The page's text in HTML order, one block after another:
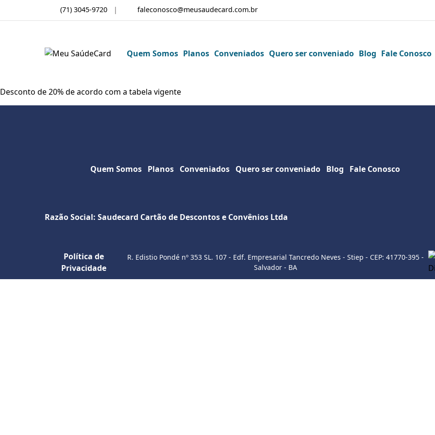
(71) 3045-9720 faleconosco@meusaudecard.com.br
Quem Somos Planos Conveniados Quero ser conveniado Blog Fale Conosco
Como utilizar
Desconto de 20% de acordo com a tabela vigente
Quem Somos Planos Conveniados Quero ser conveniado Blog Fale Conosco
Razão Social: Saudecard Cartão de Descontos e Convênios Ltda
Política de
Privacidade
R. Edistio Pondé nº 353 SL. 107 - Edf. Empresarial Tancredo Neves - Stiep - CEP: 41770-395 -
Salvador - BA